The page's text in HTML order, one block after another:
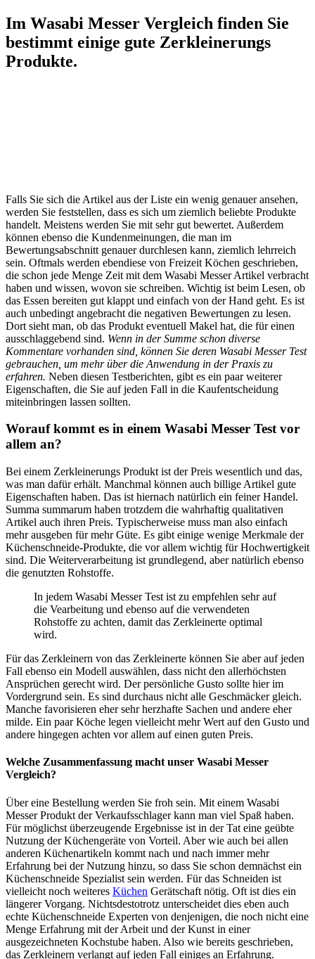
Im Wasabi Messer Vergleich finden Sie
bestimmt einige gute Zerkleinerungs
Produkte.
Falls Sie sich die Artikel aus der Liste ein wenig genauer ansehen,
werden Sie feststellen, dass es sich um ziemlich beliebte Produkte
handelt. Meistens werden Sie mit sehr gut bewertet. Außerdem
können ebenso die Kundenmeinungen, die man im
Bewertungsabschnitt genauer durchlesen kann, ziemlich lehrreich
sein. Oftmals werden ebendiese von Freizeit Köchen geschrieben,
die schon jede Menge Zeit mit dem Wasabi Messer Artikel verbracht
haben und wissen, wovon sie schreiben. Wichtig ist beim Lesen, ob
das Essen bereiten gut klappt und einfach von der Hand geht. Es ist
auch unbedingt angebracht die negativen Bewertungen zu lesen.
Dort sieht man, ob das Produkt eventuell Makel hat, die für einen
ausschlaggebend sind. Wenn in der Summe schon diverse
Kommentare vorhanden sind, können Sie deren Wasabi Messer Test
gebrauchen, um mehr über die Anwendung in der Praxis zu
erfahren. Neben diesen Testberichten, gibt es ein paar weiterer
Eigenschaften, die Sie auf jeden Fall in die Kaufentscheidung
miteinbringen lassen sollten.
Worauf kommt es in einem Wasabi Messer Test vor
allem an?
Bei einem Zerkleinerungs Produkt ist der Preis wesentlich und das,
was man dafür erhält. Manchmal können auch billige Artikel gute
Eigenschaften haben. Das ist hiernach natürlich ein feiner Handel.
Summa summarum haben trotzdem die wahrhaftig qualitativen
Artikel auch ihren Preis. Typischerweise muss man also einfach
mehr ausgeben für mehr Güte. Es gibt einige wenige Merkmale der
Küchenschneide-Produkte, die vor allem wichtig für Hochwertigkeit
sind. Die Weiterverarbeitung ist grundlegend, aber natürlich ebenso
die genutzten Rohstoffe.
In jedem Wasabi Messer Test ist zu empfehlen sehr auf
die Vearbeitung und ebenso auf die verwendeten
Rohstoffe zu achten, damit das Zerkleinerte optimal
wird.
Für das Zerkleinern von das Zerkleinerte können Sie aber auf jeden
Fall ebenso ein Modell auswählen, dass nicht den allerhöchsten
Ansprüchen gerecht wird. Der persönliche Gusto sollte hier im
Vordergrund sein. Es sind durchaus nicht alle Geschmäcker gleich.
Manche favorisieren eher sehr herzhafte Sachen und andere eher
milde. Ein paar Köche legen vielleicht mehr Wert auf den Gusto und
andere hingegen achten vor allem auf einen guten Preis.
Welche Zusammenfassung macht unser Wasabi Messer
Vergleich?
Über eine Bestellung werden Sie froh sein. Mit einem Wasabi
Messer Produkt der Verkaufsschlager kann man viel Spaß haben.
Für möglichst überzeugende Ergebnisse ist in der Tat eine geübte
Nutzung der Küchengeräte von Vorteil. Aber wie auch bei allen
anderen Küchenartikeln kommt nach und nach immer mehr
Erfahrung bei der Nutzung hinzu, so dass Sie schon demnächst ein
Küchenschneide Spezialist sein werden. Für das Schneiden ist
vielleicht noch weiteres Küchen Gerätschaft nötig. Oft ist dies ein
längerer Vorgang. Nichtsdestotrotz unterscheidet dies eben auch
echte Küchenschneide Experten von denjenigen, die noch nicht eine
Menge Erfahrung mit der Arbeit und der Kunst in einer
ausgezeichneten Kochstube haben. Also wie bereits geschrieben,
das Zerkleinern verlangt auf jeden Fall einiges an Erfahrung.